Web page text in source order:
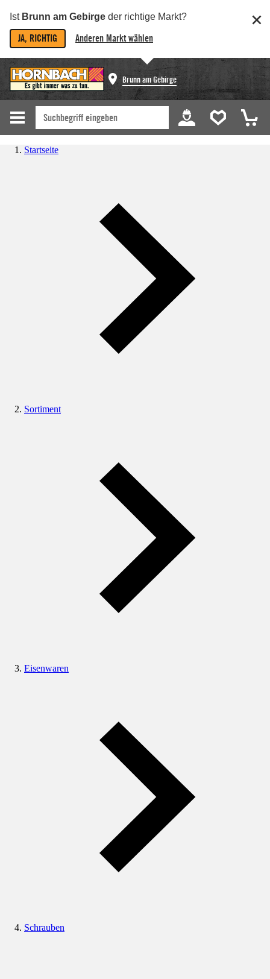
Ist Brunn am Gebirge der richtige Markt?
JA, RICHTIG Anderen Markt wählen
Brunn am Gebirge
Startseite
Sortiment
Eisenwaren
Schrauben